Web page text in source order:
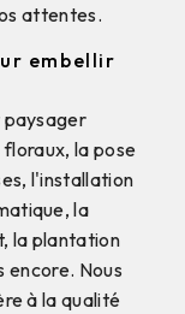
attentes.
embellir
paysager
la pose
l'installation
la
la plantation
encore. Nous
à la qualité